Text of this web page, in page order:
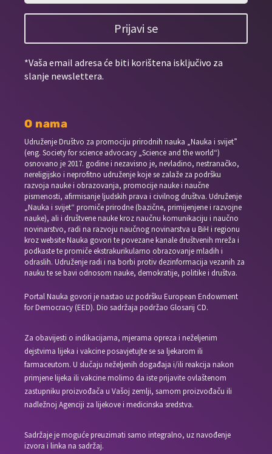
Prijavi se
*Vaša email adresa će biti korištena isključivo za
slanje newslettera.
O nama
Udruženje Društvo za promociju prirodnih nauka „Nauka i svijet”
(eng. Society for science advocacy „Science and the world“)
osnovano je 2017. godine i nezavisno je, nevladino, nestranačko,
nereligijsko i neprofitno udruženje koje se zalaže za podršku
razvoja nauke i obrazovanja, promocije nauke i naučne
pismenosti, afirmisanje ljudskih prava i civilnog društva. Udruženje
„Nauka i svijet“ promiče prirodne (bazične, primijenjene i razvojne
nauke), ali i društvene nauke kroz naučnu komunikaciju i naučno
novinarstvo, radi na razvoju naučnog novinarstva u BiH i regionu
kroz website Nauka govori te povezane kanale društvenih mreža i
podkaste te promiče ekstrakurikularno obrazovanje mladih i
odraslih. Udruženje radi i na borbi protiv dezinformacija vezanih za
nauku te se bavi odnosom nauke, demokratije, politike i društva.
Portal Nauka govori je nastao uz podršku European Endowment
for Democracy (EED). Dio sadržaja podržao Glosarij CD.
Za obavijesti o indikacijama, mjerama opreza i neželjenim
dejstvima lijeka i vakcine posavjetujte se sa ljekarom ili
farmaceutom. U slučaju neželjenih događaja i/ili reakcija nakon
primjene lijeka ili vakcine molimo da iste prijavite ovlaštenom
zastupniku proizvođača u Vašoj zemlji, samom proizvođaču ili
nadležnoj Agenciji za lijekove i medicinska sredstva.
Sadržaje je moguće preuzimati samo integralno, uz navođenje
izvora i linka na sadržaj.